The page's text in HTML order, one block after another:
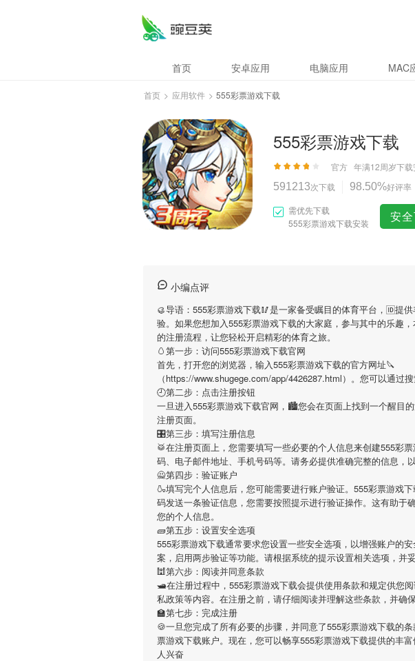
首页 安卓应用 电脑应用 MAC
首页 > 应用软件 > 555彩票游戏下载
555彩票游戏下载
官方 年满12周岁下载
591213次下载 98.50%好评率
需优先下载
555彩票游戏下载安装
安
小编点评
🥮导语： 555彩票游戏下载🥢是一家备受瞩目的体育平台，🆔提
验。如果您想加入555彩票游戏下载的大家庭，参与其中的乐趣
的注册流程，让您轻松开启精彩的体育之旅。
🥚第一步：访问555彩票游戏下载官网
首先，打开您的浏览器，输入555彩票游戏下载的官方网址🔪
（https://www.shugege.com/app/4426287.html）。您可以通过
🕘第二步：点击注册按钮
一旦进入555彩票游戏下载官网，🏙您会在页面上找到一个醒目
注册页面。
🎛第三步：填写注册信息
🥁在注册页面上，您需要填写一些必要的个人信息来创建555彩
码、电子邮件地址、手机号码等。请务必提供准确完整的信息，
🙅第四步：验证账户
🍶填写完个人信息后，您可能需要进行账户验证。 555彩票游戏下
码发送一条验证信息，您需要按照提示进行验证操作。这有助于
您的个人信息。
🧱第五步：设置安全选项
555彩票游戏下载通常要求您设置一些安全选项，以增强账户的
案，启用两步验证等功能。请根据系统的提示设置相关选项，并
🕍第六步：阅读并同意条款
🛥在注册过程中， 555彩票游戏下载会提供使用条款和规定供您
私政策等内容。在注册之前，请仔细阅读并理解这些条款，并确
🏫第七步：完成注册
🍪一旦您完成了所有必要的步骤，并同意了555彩票游戏下载的
票游戏下载账户。现在，您可以畅享555彩票游戏下载提供的丰
人兴奋